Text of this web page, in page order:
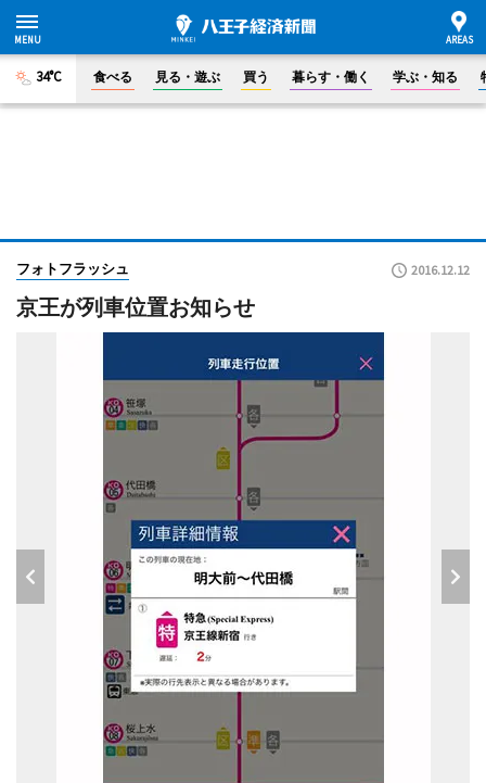
34°C 食べる 見る・遊ぶ 買う 暮らす・働く 学ぶ・知る
フォトフラッシュ 2016.12.12
京王が列車位置お知らせ